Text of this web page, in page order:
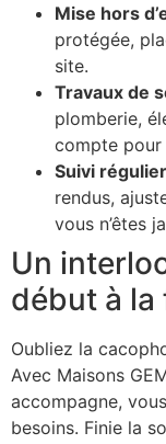
Mise hors
protégée,
site.
Travaux de
plomberie,
compte
Suivi
rendus,
vous n’êtes
Un
début à la
Oubliez la
Avec Maisons
accompagne,
besoins. Finie la